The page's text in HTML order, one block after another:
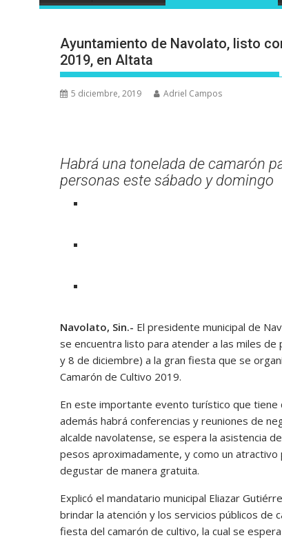
Ayuntamiento de Navolato, listo
2019, en Altata
5 diciembre, 2019 Adriel Campos
Habrá una tonelada de camarón
personas este sábado y domingo
Navolato, Sin.- El presidente municipal de
se encuentra listo para atender a las miles
y 8 de diciembre) a la gran fiesta que se
Camarón de Cultivo 2019.
En este importante evento turístico que tiene
además habrá conferencias y reuniones de
alcalde navolatense, se espera la asistencia
pesos aproximadamente, y como un
degustar de manera gratuita.
Explicó el mandatario municipal Eliazar
brindar la atención y los servicios públicos de
fiesta del camarón de cultivo, la cual se